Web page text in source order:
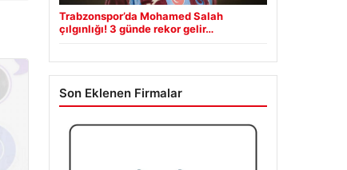
Trabzonspor’da Mohamed Salah
çılgınlığı! 3 günde rekor gelir…
Son Eklenen Firmalar